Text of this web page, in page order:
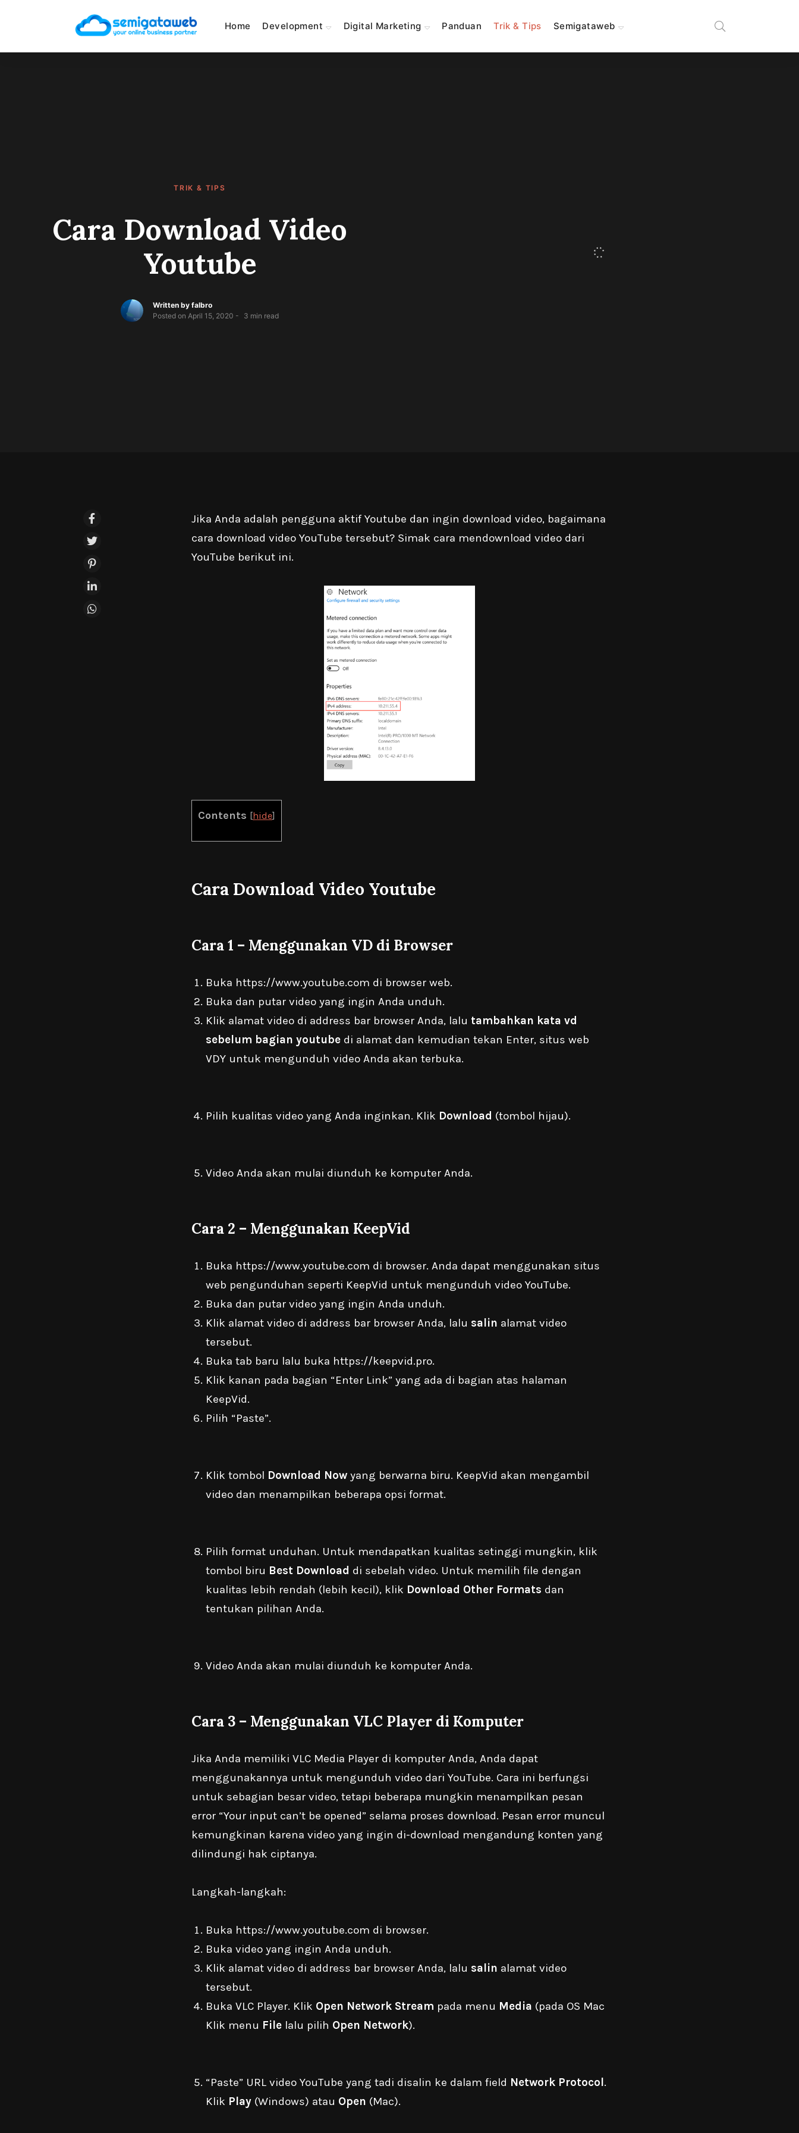
Home Development Digital Marketing Panduan Trik & Tips Semigataweb
TRIK & TIPS
Cara Download Video
Youtube
Written by falbro
Posted on April 15, 2020 3 min read
Jika Anda adalah pengguna aktif Youtube dan ingin download video, bagaimana
cara download video YouTube tersebut? Simak cara mendownload video dari
YouTube berikut ini.
Contents [hide]
Cara Download Video Youtube
Cara 1 – Menggunakan VD di Browser
Buka https://www.youtube.com di browser web.
Buka dan putar video yang ingin Anda unduh.
Klik alamat video di address bar browser Anda, lalu tambahkan kata vd
sebelum bagian youtube di alamat dan kemudian tekan Enter, situs web
VDY untuk mengunduh video Anda akan terbuka.
Pilih kualitas video yang Anda inginkan. Klik Download (tombol hijau).
Video Anda akan mulai diunduh ke komputer Anda.
Cara 2 – Menggunakan KeepVid
Buka https://www.youtube.com di browser. Anda dapat menggunakan situs
web pengunduhan seperti KeepVid untuk mengunduh video YouTube.
Buka dan putar video yang ingin Anda unduh.
Klik alamat video di address bar browser Anda, lalu salin alamat video
tersebut.
Buka tab baru lalu buka https://keepvid.pro.
Klik kanan pada bagian “Enter Link” yang ada di bagian atas halaman
KeepVid.
Pilih “Paste”.
Klik tombol Download Now yang berwarna biru. KeepVid akan mengambil
video dan menampilkan beberapa opsi format.
Pilih format unduhan. Untuk mendapatkan kualitas setinggi mungkin, klik
tombol biru Best Download di sebelah video. Untuk memilih file dengan
kualitas lebih rendah (lebih kecil), klik Download Other Formats dan
tentukan pilihan Anda.
Video Anda akan mulai diunduh ke komputer Anda.
Cara 3 – Menggunakan VLC Player di Komputer
Jika Anda memiliki VLC Media Player di komputer Anda, Anda dapat
menggunakannya untuk mengunduh video dari YouTube. Cara ini berfungsi
untuk sebagian besar video, tetapi beberapa mungkin menampilkan pesan
error “Your input can’t be opened” selama proses download. Pesan error muncul
kemungkinan karena video yang ingin di-download mengandung konten yang
dilindungi hak ciptanya.
Langkah-langkah:
Buka https://www.youtube.com di browser.
Buka video yang ingin Anda unduh.
Klik alamat video di address bar browser Anda, lalu salin alamat video
tersebut.
Buka VLC Player. Klik Open Network Stream pada menu Media (pada OS Mac
Klik menu File lalu pilih Open Network).
“Paste” URL video YouTube yang tadi disalin ke dalam field Network Protocol .
Klik Play (Windows) atau Open (Mac).